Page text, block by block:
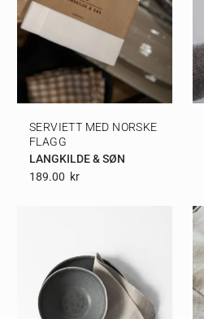
SERVIETT MED NORSKE
FLAGG
LANGKILDE & SØN
189.00 Kr